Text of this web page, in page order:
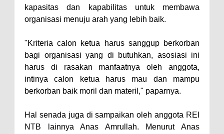
Persiapan DAK 2027 ke BPJN
NTB
Wali Kota Tekankan Disiplin ASN
dan Penguatan Kolaborasi
Wali Kota Bima Hadiri Rakornas
Kelautan dan Perikanan
Pemkot Jawab Pandangan
Umum Fraksi DPRD terhadap
Raperda Pertanggungjawaban
kapasitas dan kapabilitas untuk membawa
organisasi menuju arah yang lebih baik.
"Kriteria calon ketua harus sanggup berkorban
bagi organisasi yang di butuhkan, asosiasi ini
harus di rasakan manfaatnya oleh anggota,
intinya calon ketua harus mau dan mampu
berkorban baik moril dan materil," paparnya.
Hal senada juga di sampaikan oleh anggota REI
NTB lainnya Anas Amrullah. Menurut Anas